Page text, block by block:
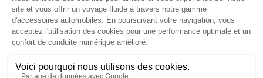
pour équiper votre véhicule 3 roues (On Road) ou votre véhicule tout